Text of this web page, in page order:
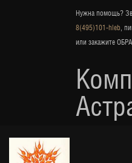
Нужна помощь?
8(495)101-hleb,
или закажите